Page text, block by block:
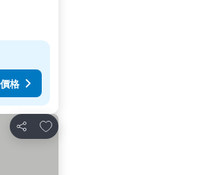
格
分享
加入我的最愛